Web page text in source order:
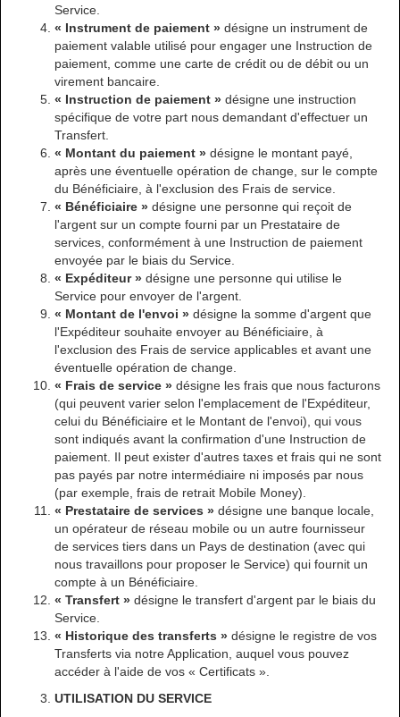
Service.
« Instrument de paiement » désigne un instrument de
paiement valable utilisé pour engager une Instruction de
paiement, comme une carte de crédit ou de débit ou un
virement bancaire.
« Instruction de paiement » désigne une instruction
spécifique de votre part nous demandant d'effectuer un
Transfert.
« Montant du paiement » désigne le montant payé,
après une éventuelle opération de change, sur le compte
du Bénéficiaire, à l'exclusion des Frais de service.
« Bénéficiaire » désigne une personne qui reçoit de
l'argent sur un compte fourni par un Prestataire de
services, conformément à une Instruction de paiement
envoyée par le biais du Service.
« Expéditeur » désigne une personne qui utilise le
Service pour envoyer de l'argent.
« Montant de l'envoi » désigne la somme d'argent que
l'Expéditeur souhaite envoyer au Bénéficiaire, à
l'exclusion des Frais de service applicables et avant une
éventuelle opération de change.
« Frais de service » désigne les frais que nous facturons
(qui peuvent varier selon l'emplacement de l'Expéditeur,
celui du Bénéficiaire et le Montant de l'envoi), qui vous
sont indiqués avant la confirmation d'une Instruction de
paiement. Il peut exister d'autres taxes et frais qui ne sont
pas payés par notre intermédiaire ni imposés par nous
(par exemple, frais de retrait Mobile Money).
« Prestataire de services » désigne une banque locale,
un opérateur de réseau mobile ou un autre fournisseur
de services tiers dans un Pays de destination (avec qui
nous travaillons pour proposer le Service) qui fournit un
compte à un Bénéficiaire.
« Transfert » désigne le transfert d'argent par le biais du
Service.
« Historique des transferts » désigne le registre de vos
Transferts via notre Application, auquel vous pouvez
accéder à l'aide de vos « Certificats ».
UTILISATION DU SERVICE